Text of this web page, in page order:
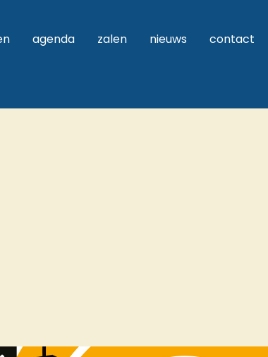
agenda zalen nieuws
contact